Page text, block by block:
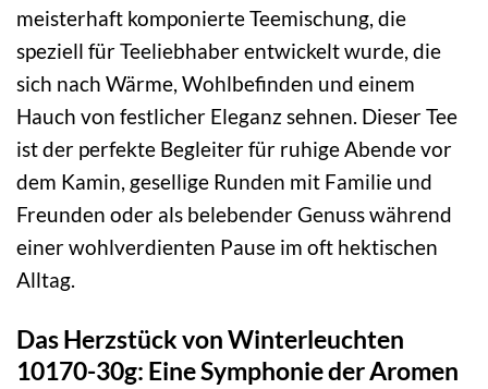
meisterhaft komponierte Teemischung, die
speziell für Teeliebhaber entwickelt wurde, die
sich nach Wärme, Wohlbefinden und einem
Hauch von festlicher Eleganz sehnen. Dieser Tee
ist der perfekte Begleiter für ruhige Abende vor
dem Kamin, gesellige Runden mit Familie und
Freunden oder als belebender Genuss während
einer wohlverdienten Pause im oft hektischen
Alltag.
Das Herzstück von Winterleuchten
10170-30g: Eine Symphonie der Aromen